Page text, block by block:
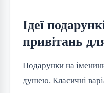
Ідеї
привітань
Подарунки на
душею. Класичні